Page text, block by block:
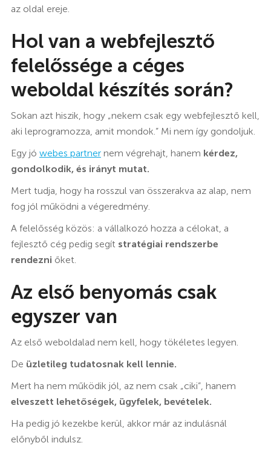
az oldal ereje.
Hol van a webfejlesztő
felelőssége a céges
weboldal készítés során?
Sokan azt hiszik, hogy „nekem csak egy webfejlesztő kell,
aki leprogramozza, amit mondok.” Mi nem így gondoljuk.
Egy jó webes partnernem végrehajt, hanem kérdez,
gondolkodik, és irányt mutat.
Mert tudja, hogy ha rosszul van összerakva az alap, nem
fog jól működni a végeredmény.
A felelősség közös: a vállalkozó hozza a célokat, a
fejlesztő cég pedig segít stratégiai rendszerbe
rendezni őket.
Az első benyomás csak
egyszer van
Az első weboldalad nem kell, hogy tökéletes legyen.
De üzletileg tudatosnak kell lennie.
Mert ha nem működik jól, az nem csak „ciki”, hanem
elveszett lehetőségek, ügyfelek, bevételek.
Ha pedig jó kezekbe kerül, akkor már az indulásnál
előnyből indulsz.